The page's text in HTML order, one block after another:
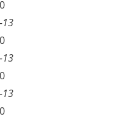
13
13
13